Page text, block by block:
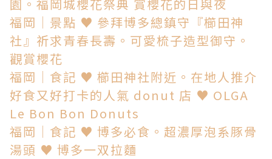
園。福岡城櫻花祭典 賞櫻花的日與夜
福岡│景點 ♥ 參拜博多總鎮守『櫛田神
社』祈求青春長壽。可愛梳子造型御守。
觀賞櫻花
福岡│食記 ♥ 櫛田神社附近。在地人推介
好食又好打卡的人氣 donut 店 ♥ OLGA
Le Bon Bon Donuts
福岡│食記 ♥ 博多必食。超濃厚泡系豚骨
湯頭 ♥ 博多一双拉麵